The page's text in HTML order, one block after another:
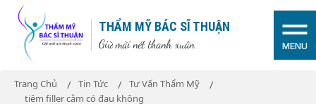
THẨM MỸ BÁC SĨ THUẬN
Giữ mãi nét thanh xuân MENU
Trang Chủ Tin Tức
Tư Vấn Thẩm Mỹ
tiêm filler cằm có đau không